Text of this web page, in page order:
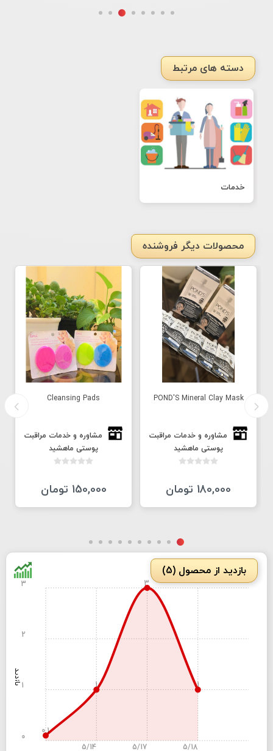
دسته های مرتبط
خدمات
محصولات دیگر فروشنده
POND'S Mineral Clay Mask
مشاوره و خدمات مراقبت
پوستی ماهشید
180,000 تومان
Cleansing Pads
مشاوره و خدمات مراقبت
پوستی ماهشید
150,000 تومان
بازدید از محصول (5)
بازدید
0.1
1
3
1
5/14 5/17 5/18
0
1
2
3